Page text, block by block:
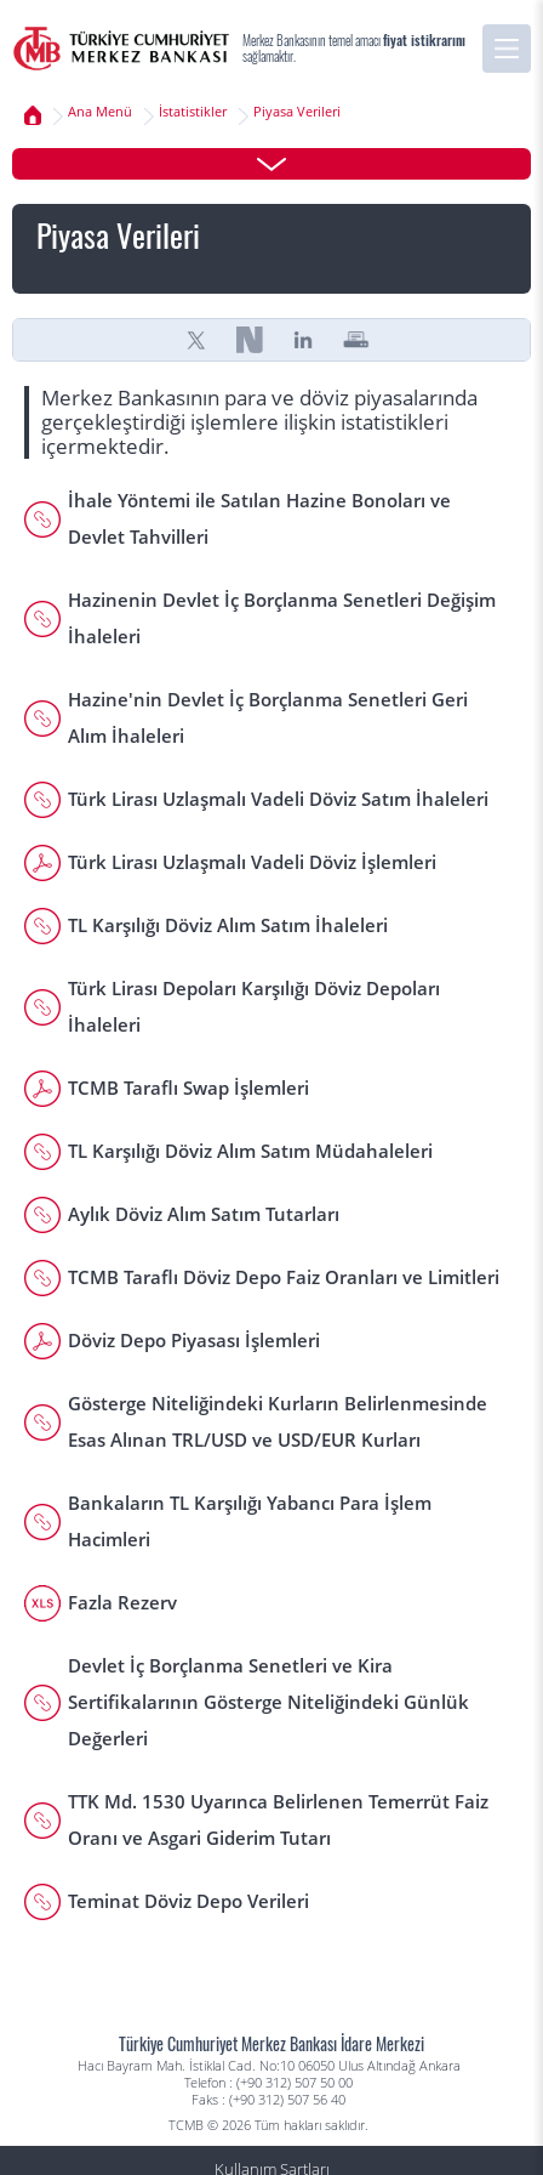
Merkez Bankasının temel amacıfiyat istikrarını
sağlamaktır.
Ana Menü İstatistikler Piyasa Verileri
Piyasa Verileri
Merkez Bankasının para ve döviz piyasalarında
gerçekleştirdiği işlemlere ilişkin istatistikleri
içermektedir.
İhale Yöntemi ile Satılan Hazine Bonoları ve
Devlet Tahvilleri
Hazinenin Devlet İç Borçlanma Senetleri Değişim
İhaleleri
Hazine'nin Devlet İç Borçlanma Senetleri Geri
Alım İhaleleri
Türk Lirası Uzlaşmalı Vadeli Döviz Satım İhaleleri
Türk Lirası Uzlaşmalı Vadeli Döviz İşlemleri
TL Karşılığı Döviz Alım Satım İhaleleri
Türk Lirası Depoları Karşılığı Döviz Depoları
İhaleleri
TCMB Taraflı Swap İşlemleri
TL Karşılığı Döviz Alım Satım Müdahaleleri
Aylık Döviz Alım Satım Tutarları
TCMB Taraflı Döviz Depo Faiz Oranları ve Limitleri
Döviz Depo Piyasası İşlemleri
Gösterge Niteliğindeki Kurların Belirlenmesinde
Esas Alınan TRL/USD ve USD/EUR Kurları
Bankaların TL Karşılığı Yabancı Para İşlem
Hacimleri
Fazla Rezerv
Devlet İç Borçlanma Senetleri ve Kira
Sertifikalarının Gösterge Niteliğindeki Günlük
Değerleri
TTK Md. 1530 Uyarınca Belirlenen Temerrüt Faiz
Oranı ve Asgari Giderim Tutarı
Teminat Döviz Depo Verileri
Türkiye Cumhuriyet Merkez Bankası İdare Merkezi
Hacı Bayram Mah. İstiklal Cad. No:10 06050 Ulus Altındağ Ankara
Telefon : (+90 312) 507 50 00
Faks : (+90 312) 507 56 40
TCMB © 2026 Tüm hakları saklıdır.
Kullanım Şartları